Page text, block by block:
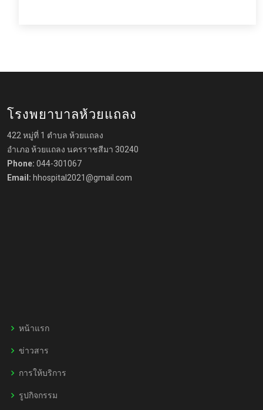
โรงพยาบาลห้วยแถลง
422 หมู่ที่ 1 ตำบล ห้วยแถลง
อำเภอ ห้วยแถลง นครราชสีมา 30240
Phone: 044-301067
Email: hhospital2021@gmail.com
หน้าแรก
ข่าวสาร
การให้บริการ
รูปกิจกรรม